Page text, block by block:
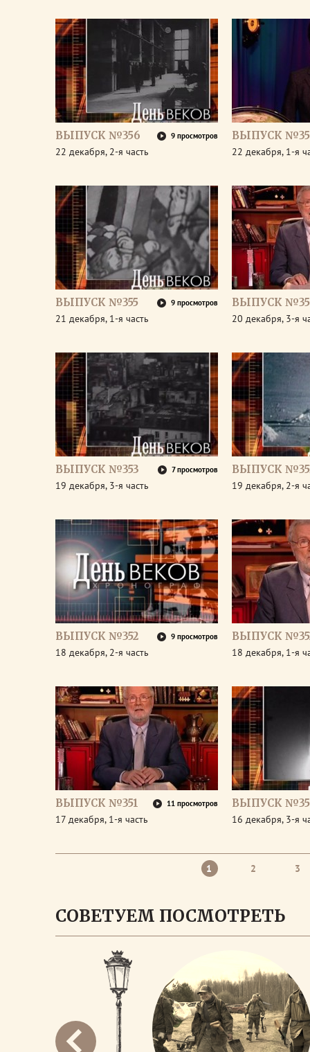
ВЫПУСК №356 9 просмотров
22 декабря, 2-я часть
ВЫПУСК
22 декабря, 1-я
ВЫПУСК №355 9 просмотров
21 декабря, 1-я часть
ВЫПУСК
20 декабря, 3-я
ВЫПУСК №353 7 просмотров
19 декабря, 3-я часть
ВЫПУСК
19 декабря, 2-я
ВЫПУСК №352 9 просмотров
18 декабря, 2-я часть
ВЫПУСК
18 декабря, 1-я
ВЫПУСК №351 11 просмотров
17 декабря, 1-я часть
ВЫПУСК
16 декабря, 3-я
1 2 3
СОВЕТУЕМ ПОСМОТРЕТЬ